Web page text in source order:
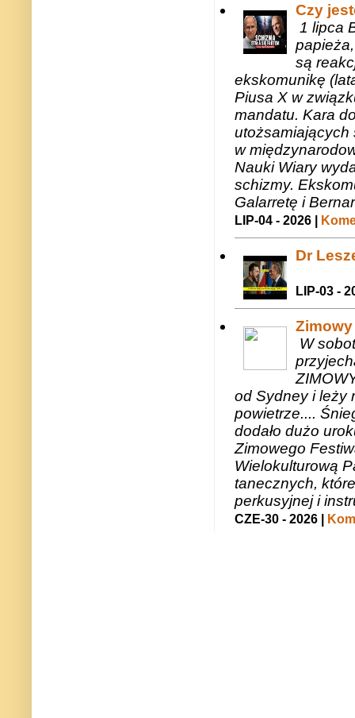
Czy
1 lipca
są
ekskomunikę
Piusa X w
mandatu. Kara
utożsamiających
w
Nauki Wiary
schizmy.
Galarretę i
LIP-04 - 2026 |
Dr
LIP-03 -
W
od Sydney i leży
powietrze....
dodało dużo
Zimowego
Wielokulturową
tanecznych,
perkusyjnej i
CZE-30 - 2026 |